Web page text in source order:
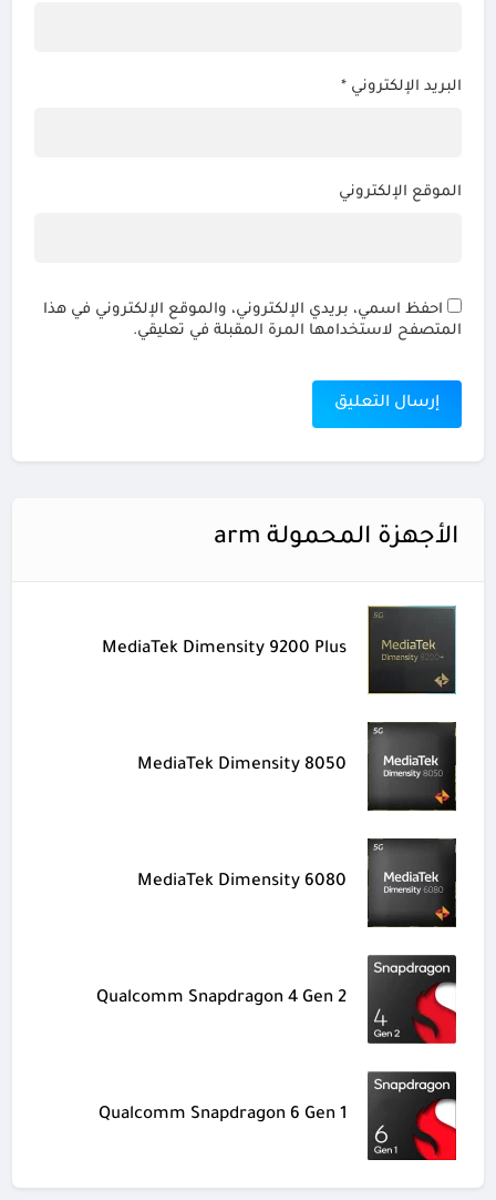
البريد الإلكتروني *
الموقع الإلكتروني
احفظ اسمي، بريدي الإلكتروني، والموقع الإلكتروني في هذا
المتصفح لاستخدامها المرة المقبلة في تعليقي.
الأجهزة المحمولة arm
MediaTek Dimensity 9200 Plus
MediaTek Dimensity 8050
MediaTek Dimensity 6080
Qualcomm Snapdragon 4 Gen 2
Qualcomm Snapdragon 6 Gen 1